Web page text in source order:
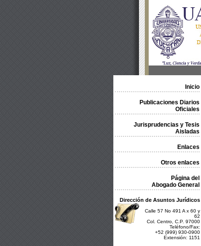
Inicio
Publicaciones Diarios
Oficiales
Jurisprudencias y Tesis
Aisladas
Enlaces
Otros enlaces
Página del
Abogado General
Dirección de Asuntos Jurídicos
Calle 57 No 491 A x 60 y
62
Col. Centro, C.P. 97000
Teléfono/Fax:
+52 (999) 930-0900
Extensión: 1151